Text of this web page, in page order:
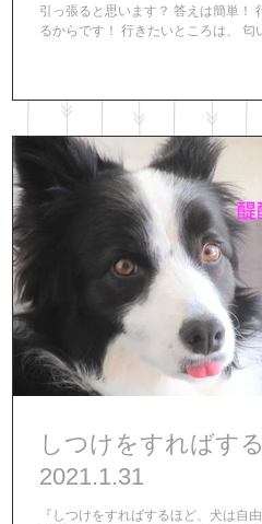
引っ張ると思います？ 答えは簡単！
るからです！ 行きたいところは、 匂
しつけをすればす
2021.1.31
『しつけをすればするほど、犬は自